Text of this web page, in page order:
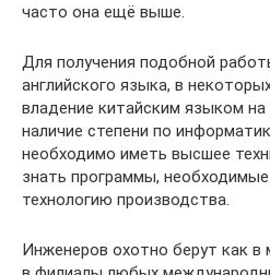
часто она ещё выше.
Для получения подобной
английского языка, в
владение китайским языком на
наличие степени по
необходимо иметь высшее
знать программы,
технологию производства.
Инженеров охотно берут как в